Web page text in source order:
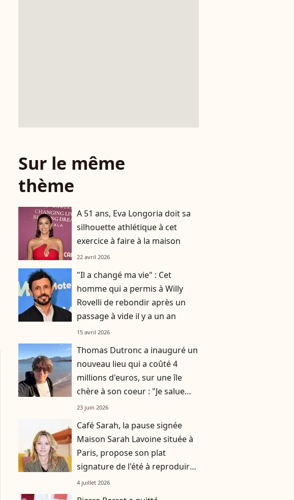
Sur le même
thème
A 51 ans, Eva Longoria doit sa
silhouette athlétique à cet
exercice à faire à la maison
22 avril 2026
"Il a changé ma vie" : Cet
homme qui a permis à Willy
Rovelli de rebondir après un
passage à vide il y a un an
15 avril 2026
Thomas Dutronc a inauguré un
nouveau lieu qui a coûté 4
millions d'euros, sur une île
chère à son coeur : "Je salue
l'effort de tout le monde"
23 juin 2026
Café Sarah, la pause signée
Maison Sarah Lavoine située à
Paris, propose son plat
signature de l'été à reproduire
à la maison
4 juillet 2026